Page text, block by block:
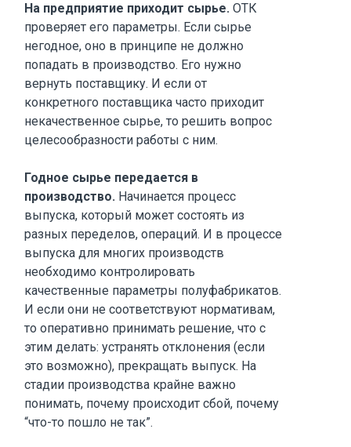
На предприятие приходит сырье. ОТК
проверяет его параметры. Если сырье
негодное, оно в принципе не должно
попадать в производство. Его нужно
вернуть поставщику. И если от
конкретного поставщика часто приходит
некачественное сырье, то решить вопрос
целесообразности работы с ним.
Годное сырье передается в
производство. Начинается процесс
выпуска, который может состоять из
разных переделов, операций. И в процессе
выпуска для многих производств
необходимо контролировать
качественные параметры полуфабрикатов.
И если они не соответствуют нормативам,
то оперативно принимать решение, что с
этим делать: устранять отклонения (если
это возможно), прекращать выпуск. На
стадии производства крайне важно
понимать, почему происходит сбой, почему
“что-то пошло не так”.